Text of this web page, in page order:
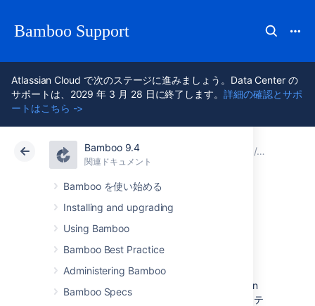
Bamboo Support
Atlassian Cloud で次のステージに進みましょう。Data Center の
サポートは、2029 年 3 月 28 日に終了します。詳細の確認とサポ
ートはこちら ->
Bamboo 9.4
関連ドキュメント
Bamboo を使い始める
Installing and upgrading
Using Bamboo
Bamboo Best Practice
Administering Bamboo
Bamboo Specs
アトラシアン サポート 関連ドキュメント
Data Center 9.4
タスク
ソース コードのチェックアウト、Maven
目標の実行、スクリプトの実行、またはテ